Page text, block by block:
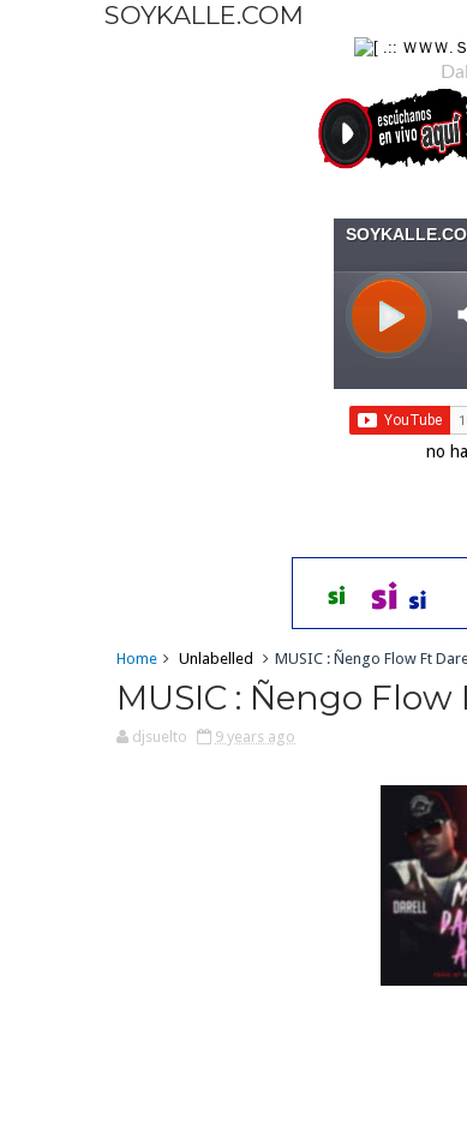
SOYKALLE.COM
no
Home Unlabelled MUSIC : Ñengo Flow Ft
MUSIC : Ñengo
djsuelto 9 years ago